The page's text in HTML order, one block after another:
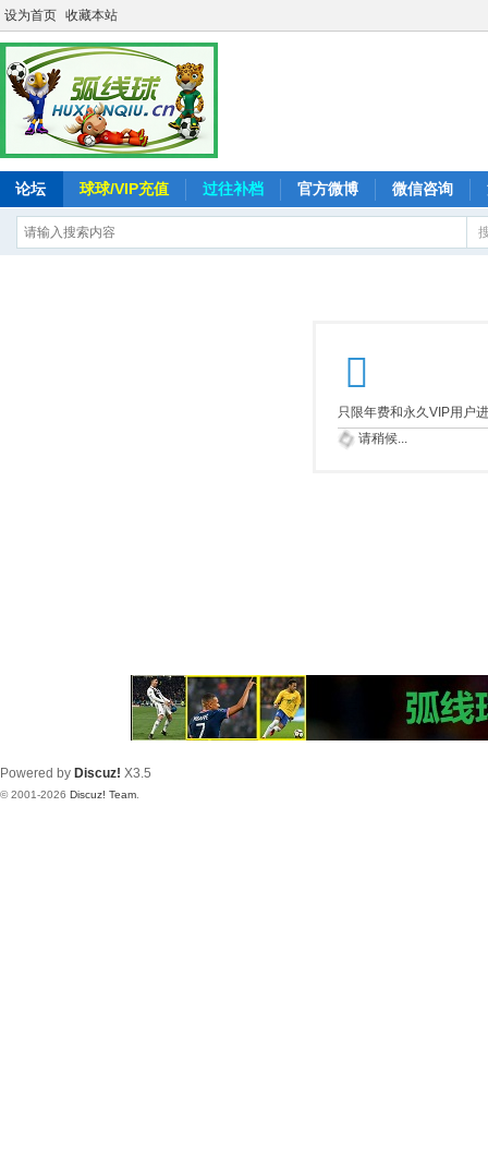
设为首页 收藏本站
论坛 球球/VIP充值 过往补档 官方微博 微信咨询
只限年费和永久VIP用户
请稍候...
Powered by Discuz! X3.5
© 2001-2026 Discuz! Team